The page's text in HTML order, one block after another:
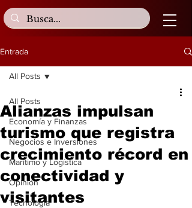
Entrada
All Posts
Economía y Finanzas
Negocios e Inversiones
Marítimo y Logística
Opinión
Tecnología
All Posts
Alianzas impulsan
turismo que registra
crecimiento récord en
conectividad y
visitantes